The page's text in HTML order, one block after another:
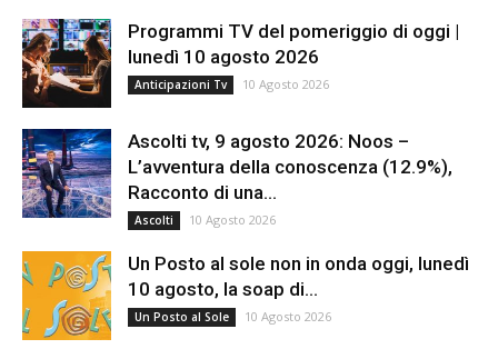
Programmi TV del pomeriggio di oggi |
lunedì 10 agosto 2026
Anticipazioni Tv 10 Agosto 2026
Ascolti tv, 9 agosto 2026: Noos –
L’avventura della conoscenza (12.9%),
Racconto di una...
Ascolti 10 Agosto 2026
Un Posto al sole non in onda oggi, lunedì
10 agosto, la soap di...
Un Posto al Sole 10 Agosto 2026